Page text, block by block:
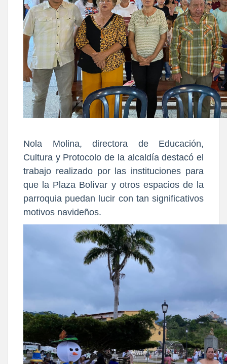
Nola Molina, directora de Educación,
Cultura y Protocolo de la alcaldía destacó el
trabajo realizado por las instituciones para
que la Plaza Bolívar y otros espacios de la
parroquia puedan lucir con tan significativos
motivos navideños.